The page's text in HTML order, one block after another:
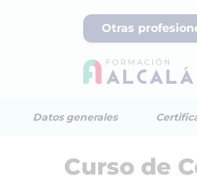
Otras
Datos generales
Curso de